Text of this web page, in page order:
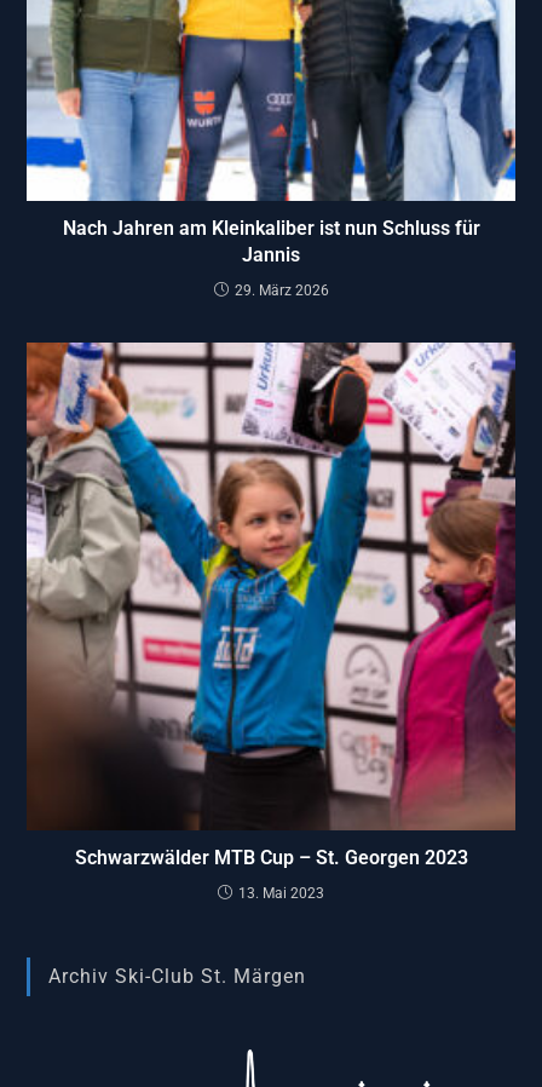
Nach Jahren am Kleinkaliber ist nun Schluss für
Jannis
29. März 2026
Schwarzwälder MTB Cup – St. Georgen 2023
13. Mai 2023
Archiv Ski-Club St. Märgen